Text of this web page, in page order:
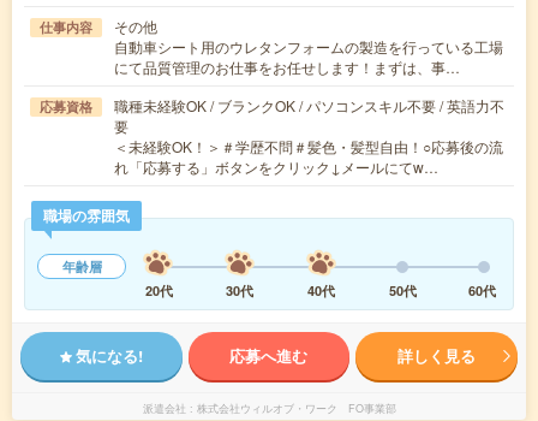
仕事内容
その他
自動車シート用のウレタンフォームの製造を行っている工場
にて品質管理のお仕事をお任せします！まずは、事…
応募資格
職種未経験OK / ブランクOK / パソコンスキル不要 / 英語力不
要
＜未経験OK！＞＃学歴不問＃髪色・髪型自由！○応募後の流
れ「応募する」ボタンをクリック↓メールにてw…
職場の雰囲気
年齢層
20代
30代 40代 50代 60代
気になる! 応募へ進む 詳しく見る
派遣会社 株式会社ウィルオブ・ワーク FO事業部